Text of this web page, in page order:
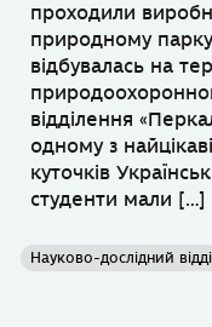
проходили
природному
відбувалась на
відділення
одному з
куточків
студенти мали […]
Науково-дослідний